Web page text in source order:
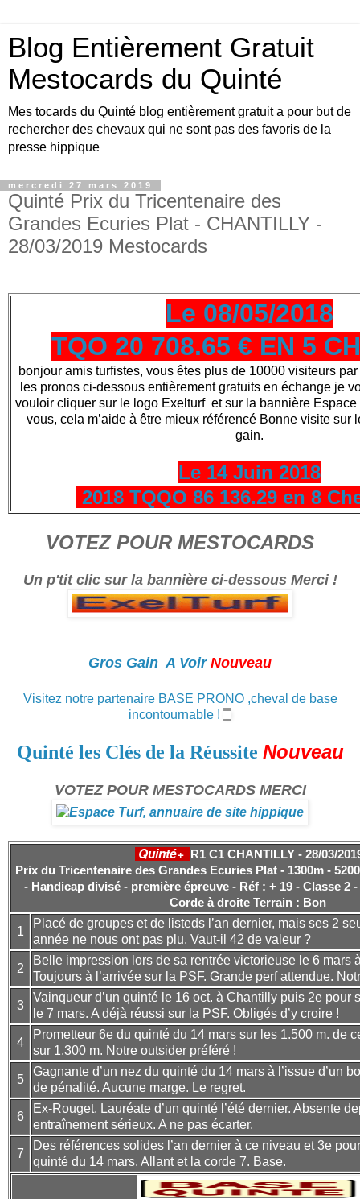
Blog Entièrement Gratuit
Mestocards du Quinté
Mes tocards du Quinté blog entièrement gratuit a pour but de
rechercher des chevaux qui ne sont pas des favoris de la
presse hippique
mercredi 27 mars 2019
Quinté Prix du Tricentenaire des
Grandes Ecuries Plat - CHANTILLY -
28/03/2019 Mestocards
Le 08/05/2018
TQO 20 708.65 € EN 5
bonjour amis turfistes, vous êtes plus de 10000 visiteurs
les pronos ci-dessous entièrement gratuits en échange je
vouloir cliquer sur le logo Exelturf et sur la bannière Espace
vous, cela m’aide à être mieux référencé Bonne visite sur
gain.
Le 14 Juin 2018
2018 TQQO 86 136.29 en 8
VOTEZ POUR MESTOCARDS
Un p'tit clic sur la bannière ci-dessous Merci !
Gros Gain A Voir Nouveau
Visitez notre partenaire BASE PRONO ,cheval de base
incontournable !
Quinté les Clés de la Réussite Nouveau
VOTEZ POUR MESTOCARDS MERCI
Quinté+ R1 C1 CHANTILLY - 28/03/
Prix du Tricentenaire des Grandes Ecuries Plat - 1300m -
- Handicap divisé - première épreuve - Réf : + 19 - Classe 2
Corde à droite Terrain : Bon
1
Placé de groupes et de listeds l’an dernier, mais ses 2
année ne nous ont pas plu. Vaut-il 42 de valeur ?
2
Belle impression lors de sa rentrée victorieuse le 6 mars
Toujours à l’arrivée sur la PSF. Grande perf attendue.
3
Vainqueur d’un quinté le 16 oct. à Chantilly puis 2e pour
le 7 mars. A déjà réussi sur la PSF. Obligés d’y croire !
4
Prometteur 6e du quinté du 14 mars sur les 1.500 m. de
sur 1.300 m. Notre outsider préféré !
5
Gagnante d’un nez du quinté du 14 mars à l’issue d’un
de pénalité. Aucune marge. Le regret.
6
Ex-Rouget. Lauréate d’un quinté l’été dernier. Absente
entraînement sérieux. A ne pas écarter.
7
Des références solides l’an dernier à ce niveau et 3e
quinté du 14 mars. Allant et la corde 7. Base.